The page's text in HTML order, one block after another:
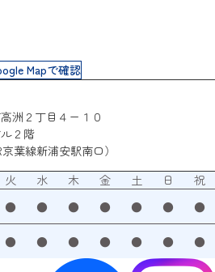
Mapで確認
洲２丁目４ー１０
２階
京葉線新浦安駅南口）
火 水 木 金 土 日 祝
● ● ● ● ● ● ●
● ● ● ● ● ● ●